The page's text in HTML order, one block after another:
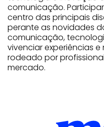
comunicação.
centro das principais
perante as novidades
comunicação,
vivenciar experiências
rodeado por
mercado.